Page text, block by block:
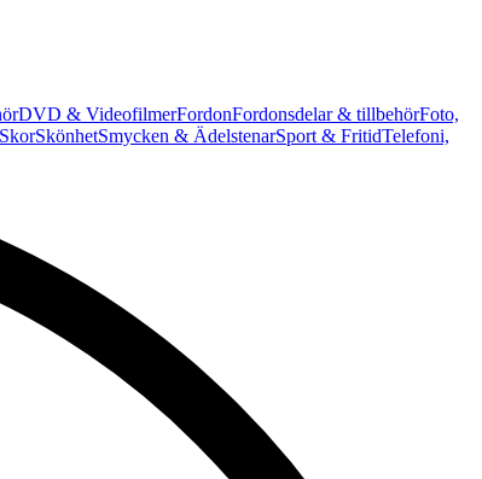
DVD & VideofilmerFordonFordonsdelar & tillbehörFoto,
SkorSkönhetSmycken & ÄdelstenarSport & FritidTelefoni,